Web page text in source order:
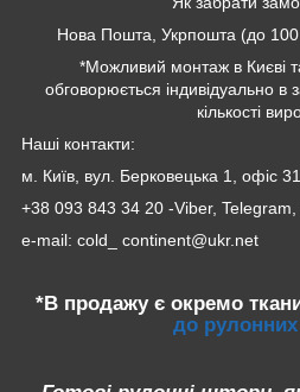
Нова Пошта, Укрпошта (до 100
*Можливий монтаж в Києві
обговорюється індивідуально в
кількості
Наші контакти:
м. Київ, вул. Берковецька 1, офіс
+38 093 843 34 20 -Viber,
e-mail: cold_ continent@ukr.net
*В продажу є окремо
до